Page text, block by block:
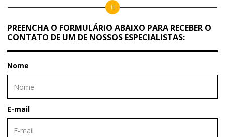
PREENCHA O FORMULÁRIO ABAIXO PARA RECEBER O
CONTATO DE UM DE NOSSOS ESPECIALISTAS:
Nome
E-mail